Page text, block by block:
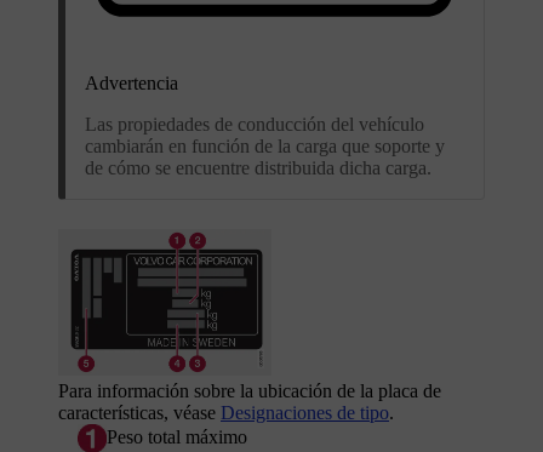
Advertencia
Las propiedades de conducción del vehículo
cambiarán en función de la carga que soporte y
de cómo se encuentre distribuida dicha carga.
Para información sobre la ubicación de la placa de
características, véase Designaciones de tipo.
Peso total máximo